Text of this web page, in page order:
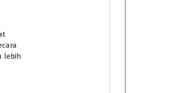
lebih